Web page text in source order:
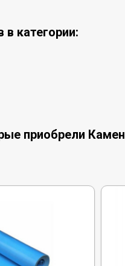
категории:
приобрели